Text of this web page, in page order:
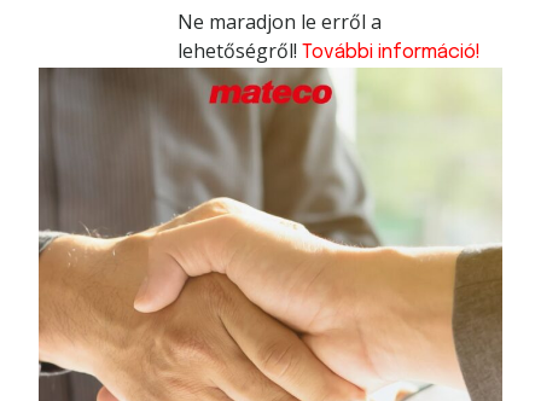
Ne maradjon le erről a
lehetőségről!További információ!